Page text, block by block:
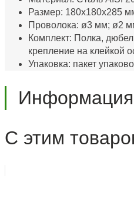
Размер: 180х180х285
Проволока: ø3 мм; ø2
Комплект: Полка,
крепление на клейкой
Упаковка: пакет
Информация
С этим